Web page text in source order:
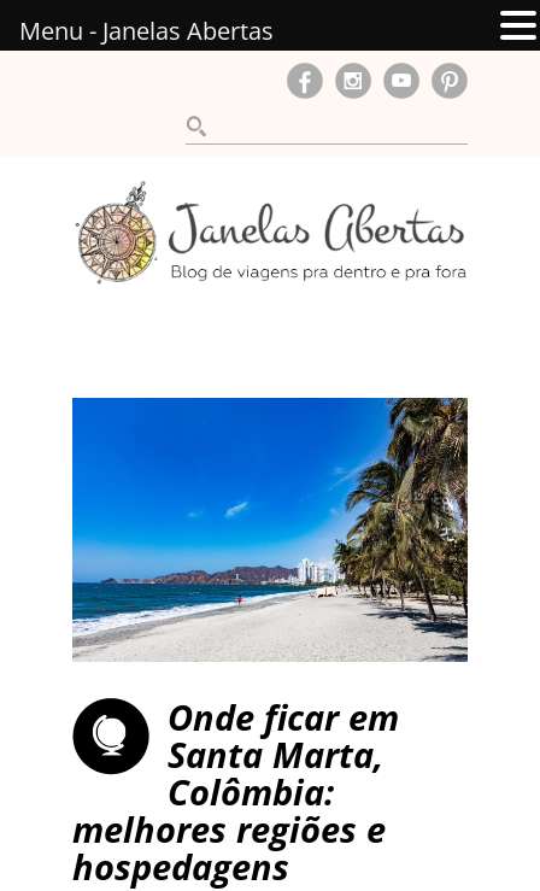
Onde ficar em
Santa Marta,
Colômbia:
melhores regiões e
hospedagens
Menu - Janelas Abertas